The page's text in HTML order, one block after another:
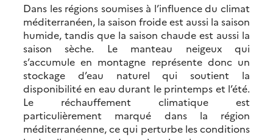
Dans les régions soumises à l’influence du climat
méditerranéen, la saison froide est aussi la saison
humide, tandis que la saison chaude est aussi la
saison sèche. Le manteau neigeux qui
s’accumule en montagne représente donc un
stockage d’eau naturel qui soutient la
disponibilité en eau durant le printemps et l’été.
Le réchauffement climatique est
particulièrement marqué dans la région
méditerranéenne, ce qui perturbe les conditions